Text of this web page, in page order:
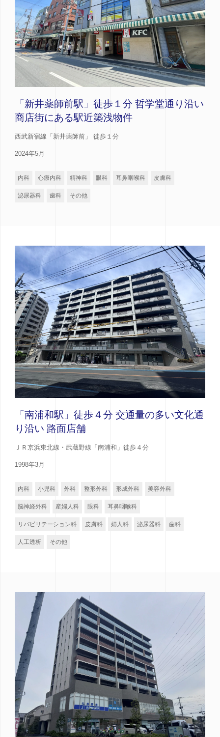
「新井薬師前駅」徒歩１分 哲学堂通り沿い
商店街にある駅近築浅物件
西武新宿線「新井薬師前」 徒歩１分
2024年5月
内科 心療内科 精神科 眼科 耳鼻咽喉科 皮膚科
泌尿器科 歯科 その他
「南浦和駅」徒歩４分 交通量の多い文化通
り沿い 路面店舗
ＪＲ京浜東北線・武蔵野線「南浦和」徒歩４分
1998年3月
内科 小児科 外科 整形外科 形成外科 美容外科
脳神経外科 産婦人科 眼科 耳鼻咽喉科
リバビリテーション科 皮膚科 婦人科 泌尿器科 歯科
人工透析 その他